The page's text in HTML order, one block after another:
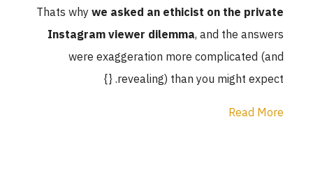
Thats whywe asked an ethicist on the private
Instagram viewer dilemma , and the answers
were exaggeration more complicated (and
revealing) than you might expect. {}
Read More